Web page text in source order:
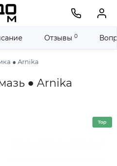
● Arnika
● Arnika
Отзывы 0
Top